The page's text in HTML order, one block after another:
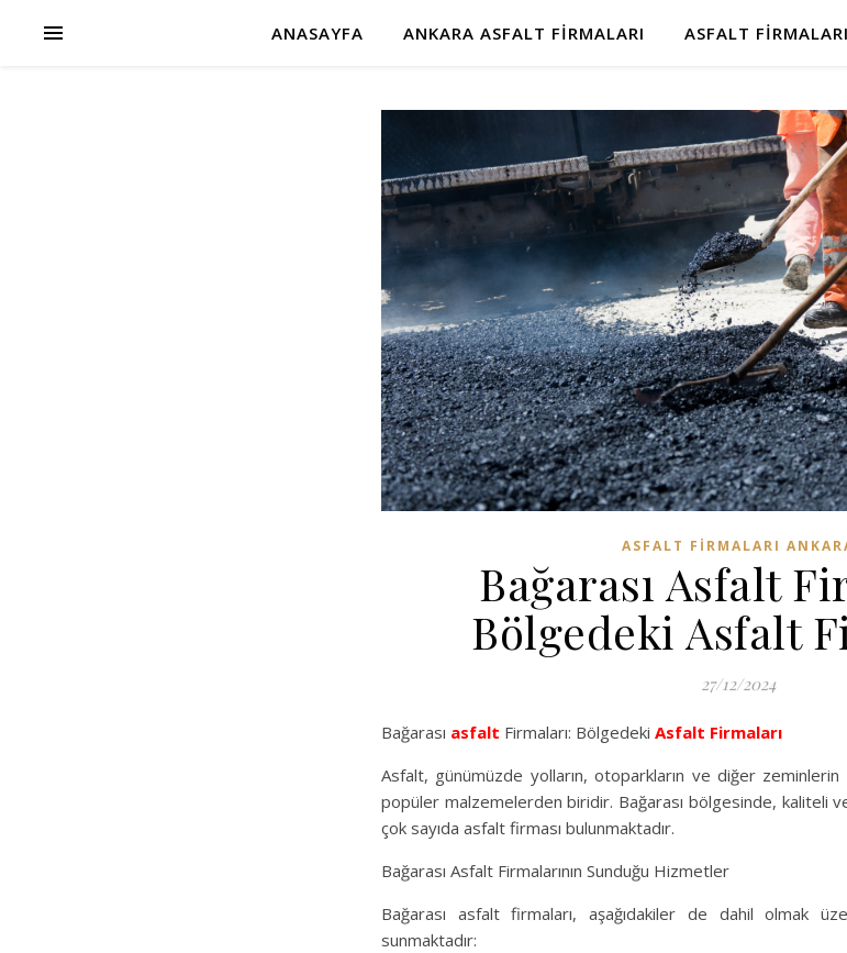
ANASAYFA ANKARA ASFALT FIRMALARI ASFALT FIRMALARI
ASFALT FIRMALARI
Bağarası Asfalt
Bölgedeki Asfalt
27/12/2024
Bağarası asfalt Firmaları: Bölgedeki Asfalt Firmaları
Asfalt, günümüzde yolların, otoparkların ve diğer zeminlerin
popüler malzemelerden biridir. Bağarası bölgesinde, kaliteli
çok sayıda asfalt firması bulunmaktadır.
Bağarası Asfalt Firmalarının Sunduğu Hizmetler
Bağarası asfalt firmaları, aşağıdakiler de dahil olmak
sunmaktadır: